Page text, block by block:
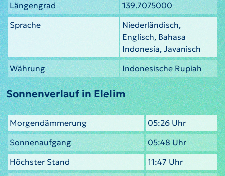
Längengrad
139.7075000
Sprache
Niederländisch,
Englisch, Bahasa
Indonesia, Javanisch
Währung
Indonesische Rupiah
Sonnenverlauf in Elelim
Morgendämmerung
05:26 Uhr
Sonnenaufgang
05:48 Uhr
Höchster Stand
11:47 Uhr